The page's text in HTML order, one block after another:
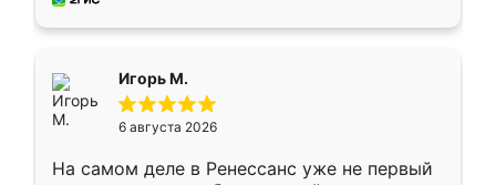
Игорь М.
6 августа 2026
На самом деле в Ренессанс уже не первый